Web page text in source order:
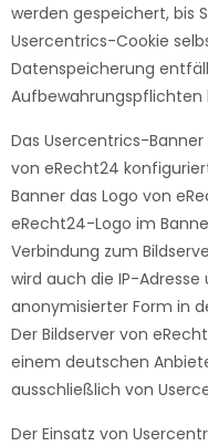
werden gespeichert, bis
Usercentrics-Cookie
Datenspeicherung
Aufbewahrungspflichten
Das Usercentrics-
von eRecht24
Banner das Logo von
eRecht24-Logo im
Verbindung zum
wird auch die IP-
anonymisierter Form in
Der Bildserver von
einem deutschen
ausschließlich von
Der Einsatz von